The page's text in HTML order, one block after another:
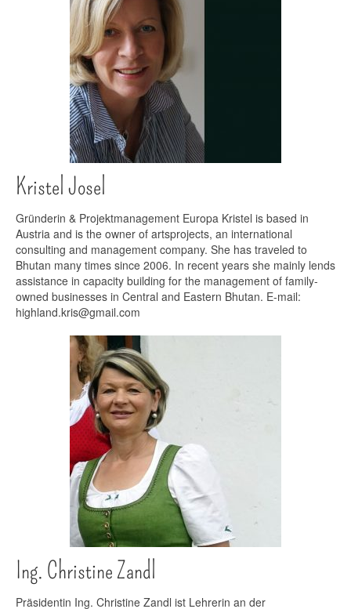
Kristel Josel
Gründerin & Projektmanagement Europa Kristel is based in
Austria and is the owner of artsprojects, an international
consulting and management company. She has traveled to
Bhutan many times since 2006. In recent years she mainly lends
assistance in capacity building for the management of family-
owned businesses in Central and Eastern Bhutan. E-mail:
highland.kris@gmail.com
Ing. Christine Zandl
Präsidentin Ing. Christine Zandl ist Lehrerin an der